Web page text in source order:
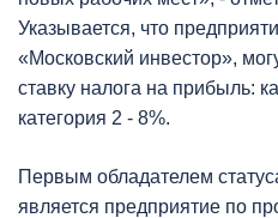
Указывается, что
«Московский инвестор»,
ставку налога на прибыль:
категория 2 - 8%.
Первым обладателем
является предприятие по